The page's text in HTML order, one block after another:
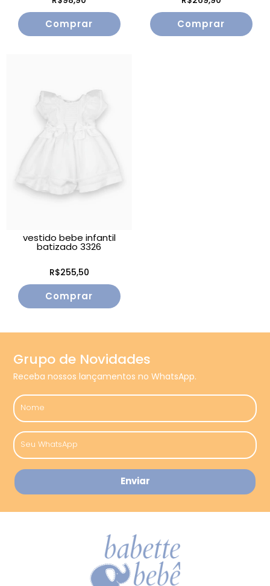
Comprar
vestido bebe infantil
batizado 3326
R$255,50
Comprar
Grupo de Novidades
Receba nossos lançamentos no WhatsApp.